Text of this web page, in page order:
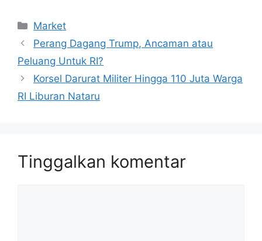
Kategori
Market
Perang Dagang Trump, Ancaman atau
Peluang Untuk RI?
Korsel Darurat Militer Hingga 110 Juta Warga
RI Liburan Nataru
Tinggalkan komentar